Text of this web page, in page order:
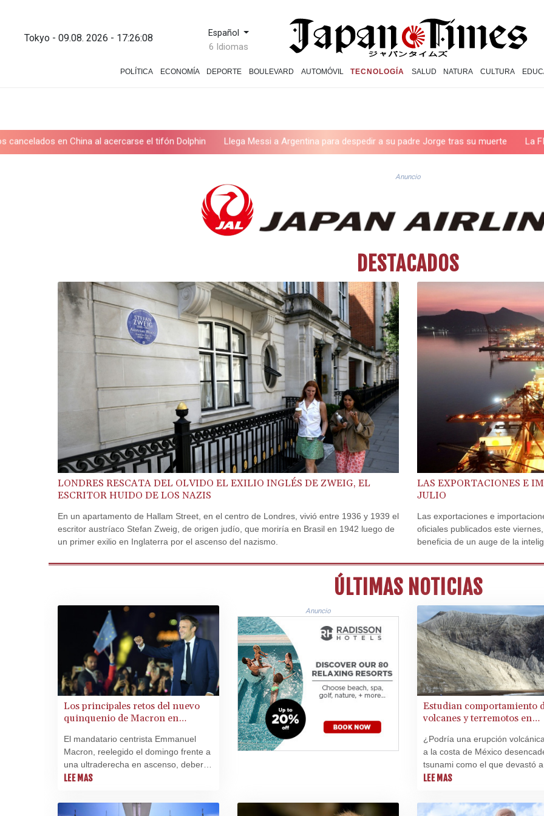
Tokyo - 09.08. 2026 - 17:26:10 Español
6 Idiomas
POLÍTICA ECONOMÍA DEPORTE BOULEVARD AUTOMÓVIL TECNOLOGÍA SALUD NATURA CULTURA
tifón Dolphin Llega Messi a Argentina para despedir a su padre Jorge tras su muerte La FIFA contraataca y denuncia "un
Anuncio
DESTACADOS
LONDRES RESCATA DEL OLVIDO EL EXILIO INGLÉS DE ZWEIG, EL
ESCRITOR HUIDO DE LOS NAZIS
En un apartamento de Hallam Street, en el centro de Londres, vivió entre 1936 y 1939 el
escritor austríaco Stefan Zweig, de origen judío, que moriría en Brasil en 1942 luego de
un primer exilio en Inglaterra por el ascenso del nazismo.
LAS EXPORTACIONES E
JULIO
Las exportaciones e
oficiales publicados este
beneficia de un auge de la
ÚLTIMAS NOTICIAS
Los principales retos del nuevo
quinquenio de Macron en
El mandatario centrista Emmanuel
Macron, reelegido el domingo frente a
una ultraderecha en ascenso, deberá
enfrentar una serie de desafíos, desde
la emergencia climática, pasando por
LEE MAS
Anuncio
Estudian comportamiento
volcanes y terremotos en
¿Podría una erupción
a la costa de México
tsunami como el que devastó a
Tonga? Para estudiar ese
grupo de científicos visitó un
LEE MAS